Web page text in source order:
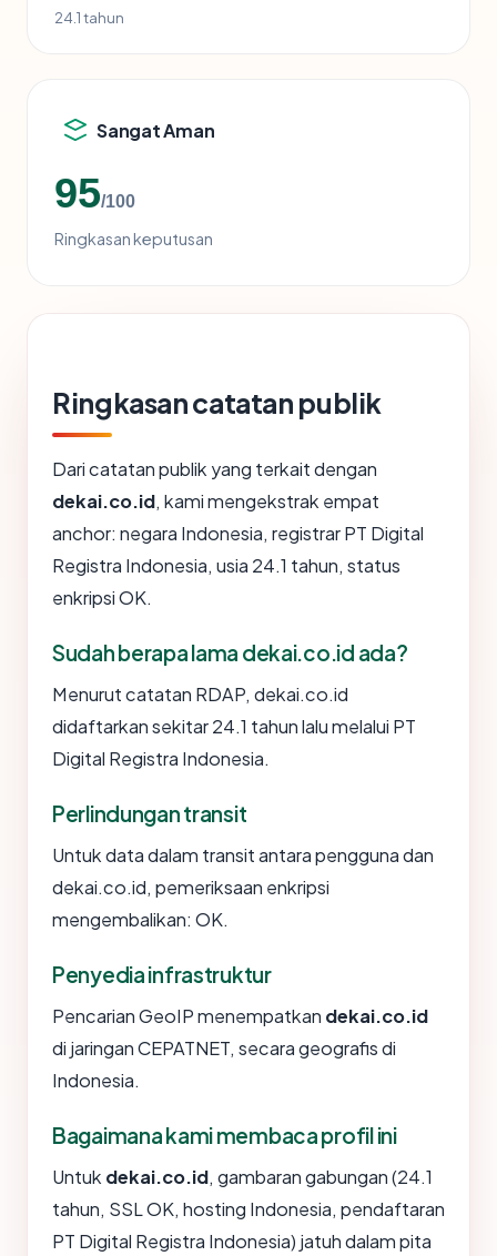
24.1 tahun
Sangat Aman
95/100
Ringkasan keputusan
Ringkasan catatan publik
Dari catatan publik yang terkait dengan
dekai.co.id, kami mengekstrak empat
anchor: negara Indonesia, registrar PT Digital
Registra Indonesia, usia 24.1 tahun, status
enkripsi OK.
Sudah berapa lama dekai.co.id ada?
Menurut catatan RDAP, dekai.co.id
didaftarkan sekitar 24.1 tahun lalu melalui PT
Digital Registra Indonesia.
Perlindungan transit
Untuk data dalam transit antara pengguna dan
dekai.co.id, pemeriksaan enkripsi
mengembalikan: OK.
Penyedia infrastruktur
Pencarian GeoIP menempatkan dekai.co.id
di jaringan CEPATNET, secara geografis di
Indonesia.
Bagaimana kami membaca profil ini
Untuk dekai.co.id, gambaran gabungan (24.1
tahun, SSL OK, hosting Indonesia, pendaftaran
PT Digital Registra Indonesia) jatuh dalam pita